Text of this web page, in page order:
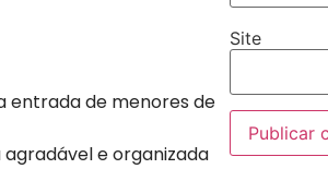
entrada de menores de
e organizada
Site